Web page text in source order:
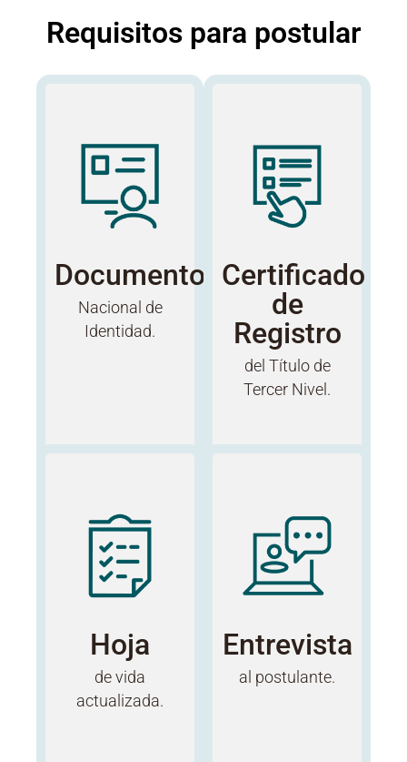
Requisitos para postular
Documento
Nacional de
Identidad.
Certificado
de
Registro
del Título de
Tercer Nivel.
Hoja
de vida
actualizada.
Entrevista
al postulante.